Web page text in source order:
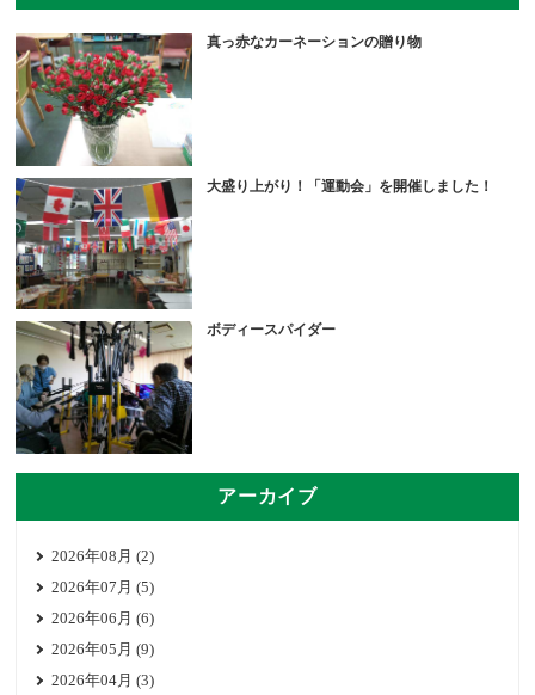
真っ赤なカーネーションの贈り物
大盛り上がり！「運動会」を開催しました！
ボディースパイダー
アーカイブ
2026年08月 (2)
2026年07月 (5)
2026年06月 (6)
2026年05月 (9)
2026年04月 (3)